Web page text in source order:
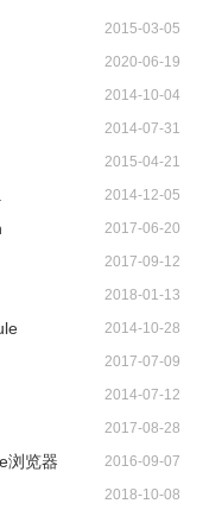
2015-03-05
2020-06-19
2014-10-04
2014-07-31
2015-04-21
2014-12-05
2017-06-20
2017-09-12
2018-01-13
2014-10-28
2017-07-09
2014-07-12
2017-08-28
浏览器 2016-09-07
2018-10-08